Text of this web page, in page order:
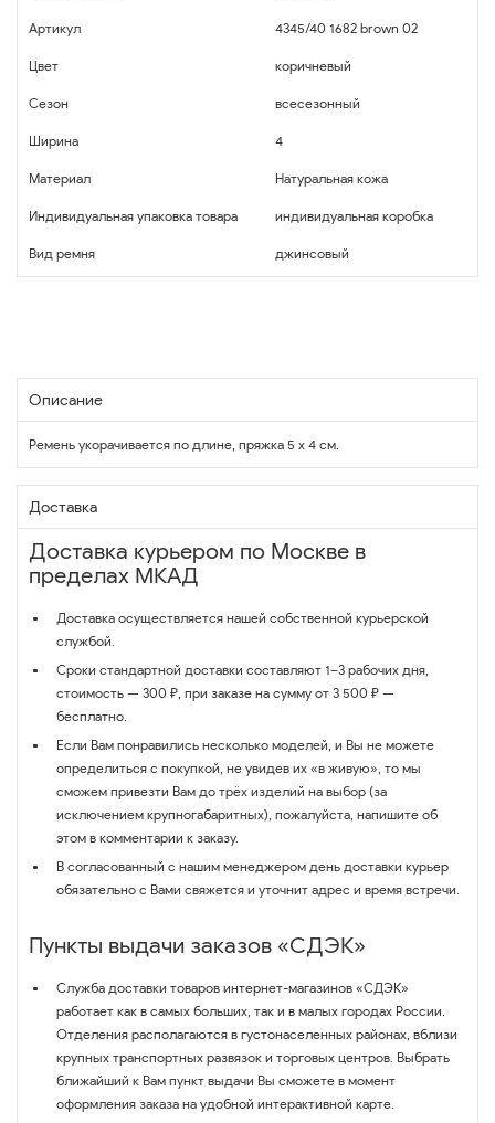
Артикул 4345/40 1682 brown 02
Цвет коричневый
Сезон всесезонный
Ширина 4
Материал Натуральная кожа
Индивидуальная упаковка товара индивидуальная коробка
Вид ремня джинсовый
Описание
Ремень укорачивается по длине, пряжка 5 х 4 см.
Доставка
Доставка курьером по Москве в
пределах МКАД
Доставка осуществляется нашей собственной курьерской
службой.
Сроки стандартной доставки составляют 1–3 рабочих дня,
стоимость — 300 ₽, при заказе на сумму от 3 500 ₽ —
бесплатно.
Если Вам понравились несколько моделей, и Вы не можете
определиться с покупкой, не увидев их «в живую», то мы
сможем привезти Вам до трёх изделий на выбор (за
исключением крупногабаритных), пожалуйста, напишите об
этом в комментарии к заказу.
В согласованный с нашим менеджером день доставки курьер
обязательно с Вами свяжется и уточнит адрес и время встречи.
Пункты выдачи заказов «СДЭК»
Служба доставки товаров интернет-магазинов «СДЭК»
работает как в самых больших, так и в малых городах России.
Отделения располагаются в густонаселенных районах, вблизи
крупных транспортных развязок и торговых центров. Выбрать
ближайший к Вам пункт выдачи Вы сможете в момент
оформления заказа на удобной интерактивной карте.